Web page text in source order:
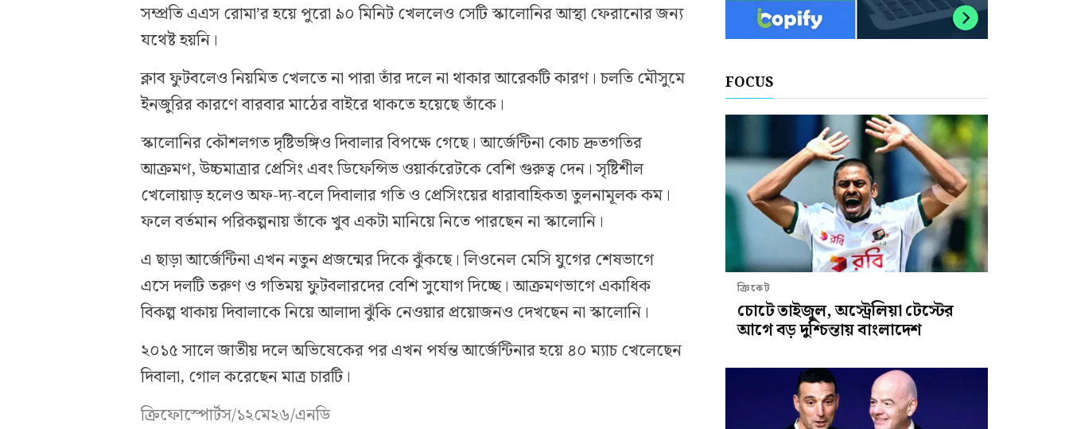
সম্প্রতি এএস রোমা’র হয়ে পুরো ৯০ মিনিট খেললেও সেটি স্কালোনির আস্থা ফেরানোর জন্য
যথেষ্ট হয়নি।
ক্লাব ফুটবলেও নিয়মিত খেলতে না পারা তাঁর দলে না থাকার আরেকটি কারণ। চলতি মৌসুমে
ইনজুরির কারণে বারবার মাঠের বাইরে থাকতে হয়েছে তাঁকে।
স্কালোনির কৌশলগত দৃষ্টিভঙ্গিও দিবালার বিপক্ষে গেছে। আর্জেন্টিনা কোচ দ্রুতগতির
আক্রমণ, উচ্চমাত্রার প্রেসিং এবং ডিফেন্সিভ ওয়ার্করেটকে বেশি গুরুত্ব দেন। সৃষ্টিশীল
খেলোয়াড় হলেও অফ-দ্য-বলে দিবালার গতি ও প্রেসিংয়ের ধারাবাহিকতা তুলনামূলক কম।
ফলে বর্তমান পরিকল্পনায় তাঁকে খুব একটা মানিয়ে নিতে পারছেন না স্কালোনি।
এ ছাড়া আর্জেন্টিনা এখন নতুন প্রজন্মের দিকে ঝুঁকছে। লিওনেল মেসি যুগের শেষভাগে
এসে দলটি তরুণ ও গতিময় ফুটবলারদের বেশি সুযোগ দিচ্ছে। আক্রমণভাগে একাধিক
বিকল্প থাকায় দিবালাকে নিয়ে আলাদা ঝুঁকি নেওয়ার প্রয়োজনও দেখছেন না স্কালোনি।
২০১৫ সালে জাতীয় দলে অভিষেকের পর এখন পর্যন্ত আর্জেন্টিনার হয়ে ৪০ ম্যাচ খেলেছেন
দিবালা, গোল করেছেন মাত্র চারটি।
ক্রিফোস্পোর্টস/১২মে২৬/এনডি
FOCUS
ক্রিকেট
চোটে তাইজুল, অস্ট্রেলিয়া টেস্টের
আগে বড় দুশ্চিন্তায় বাংলাদেশ